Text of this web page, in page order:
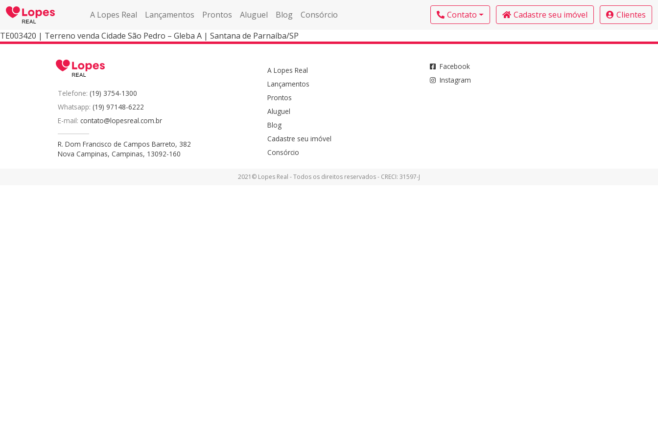
A Lopes Real Lançamentos Prontos Aluguel Blog Consórcio Contato Cadastre seu imóvel
Clientes
TE003420 | Terreno venda Cidade São Pedro – Gleba A | Santana de Parnaíba/SP
Telefone: (19) 3754-1300
Whatsapp: (19) 97148-6222
E-mail: contato@lopesreal.com.br
R. Dom Francisco de Campos Barreto, 382
Nova Campinas, Campinas, 13092-160
A Lopes Real
Lançamentos
Prontos
Aluguel
Blog
Cadastre seu imóvel
Consórcio
Facebook
Instagram
2021© Lopes Real - Todos os direitos reservados - CRECI: 31597-J